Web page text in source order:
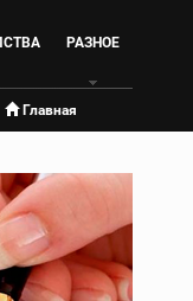
РАЗНОЕ
Главная